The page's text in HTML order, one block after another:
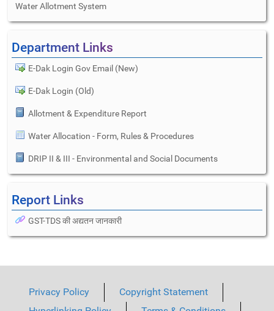
Water Allotment System
Department Links
E-Dak Login Gov Email (New)
E-Dak Login (Old)
Allotment & Expenditure Report
Water Allocation - Form, Rules & Procedures
DRIP II & III - Environmental and Social Documents
Report Links
GST-TDS की अद्यतन जानकारी
Privacy Policy
Copyright Statement